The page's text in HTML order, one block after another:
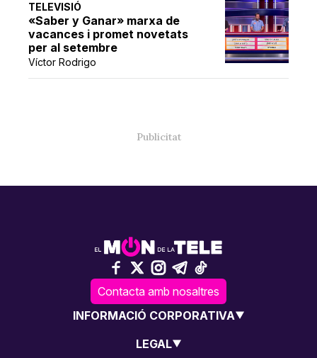
TELEVISIÓ
«Saber y Ganar» marxa de
vacances i promet novetats
per al setembre
Víctor Rodrigo
Contacta amb nosaltres
INFORMACIÓ CORPORATIVA
LEGAL